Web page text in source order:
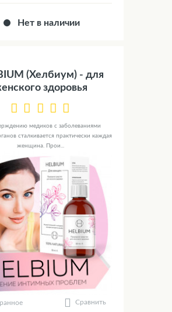
Нет в наличии
(Хелбиум) - для
здоровья
медиков с заболеваниями
сталкивается практически каждая
женщина. Прои...
Сравнить